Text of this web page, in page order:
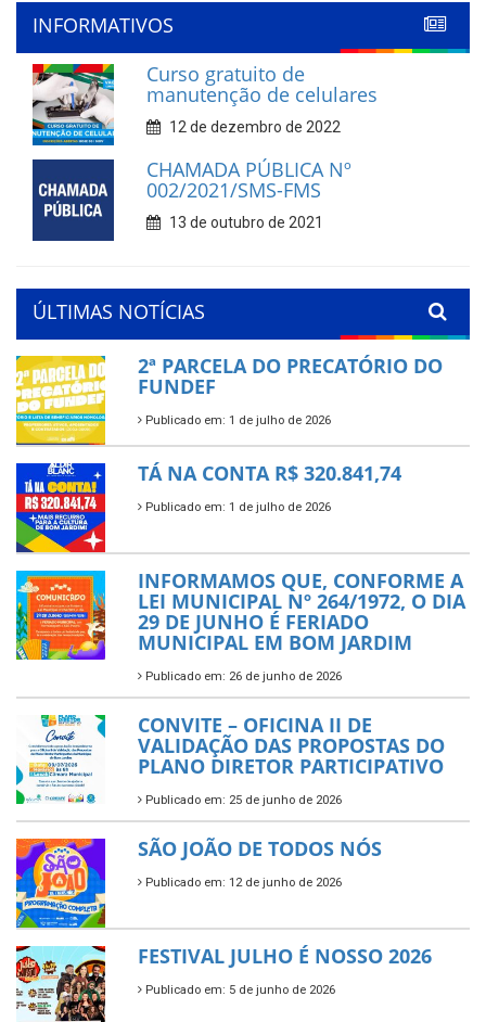
INFORMATIVOS
Curso gratuito de
manutenção de celulares
12 de dezembro de 2022
CHAMADA PÚBLICA Nº
002/2021/SMS-FMS
13 de outubro de 2021
ÚLTIMAS NOTÍCIAS
2ª PARCELA DO PRECATÓRIO DO
FUNDEF
Publicado em: 1 de julho de 2026
TÁ NA CONTA R$ 320.841,74
Publicado em: 1 de julho de 2026
INFORMAMOS QUE, CONFORME A
LEI MUNICIPAL Nº 264/1972, O DIA
29 DE JUNHO É FERIADO
MUNICIPAL EM BOM JARDIM
Publicado em: 26 de junho de 2026
CONVITE – OFICINA II DE
VALIDAÇÃO DAS PROPOSTAS DO
PLANO DIRETOR PARTICIPATIVO
Publicado em: 25 de junho de 2026
SÃO JOÃO DE TODOS NÓS
Publicado em: 12 de junho de 2026
FESTIVAL JULHO É NOSSO 2026
Publicado em: 5 de junho de 2026